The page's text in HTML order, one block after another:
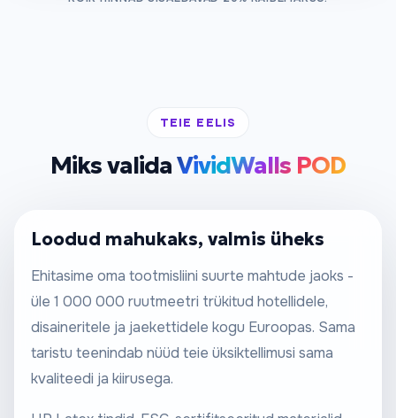
TEIE EELIS
Miks validaVividWalls POD
Loodud mahukaks, valmis üheks
Ehitasime oma tootmisliini suurte mahtude jaoks -
üle 1 000 000 ruutmeetri trükitud hotellidele,
disaineritele ja jaekettidele kogu Euroopas. Sama
taristu teenindab nüüd teie üksiktellimusi sama
kvaliteedi ja kiirusega.